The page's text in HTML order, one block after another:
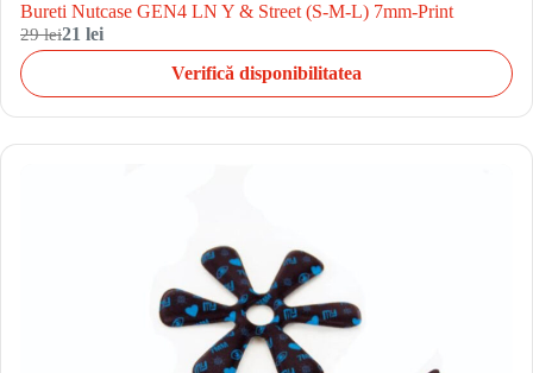
Bureti Nutcase GEN4 LN Y & Street (S-M-L) 7mm-Print
29 lei21 lei
Verifică disponibilitatea